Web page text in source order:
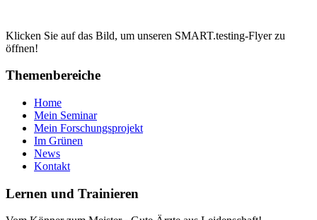
Klicken Sie auf das Bild, um unseren SMART.testing-Flyer zu
öffnen!
Themenbereiche
Home
Mein Seminar
Mein Forschungsprojekt
Im Grünen
News
Kontakt
Lernen und Trainieren